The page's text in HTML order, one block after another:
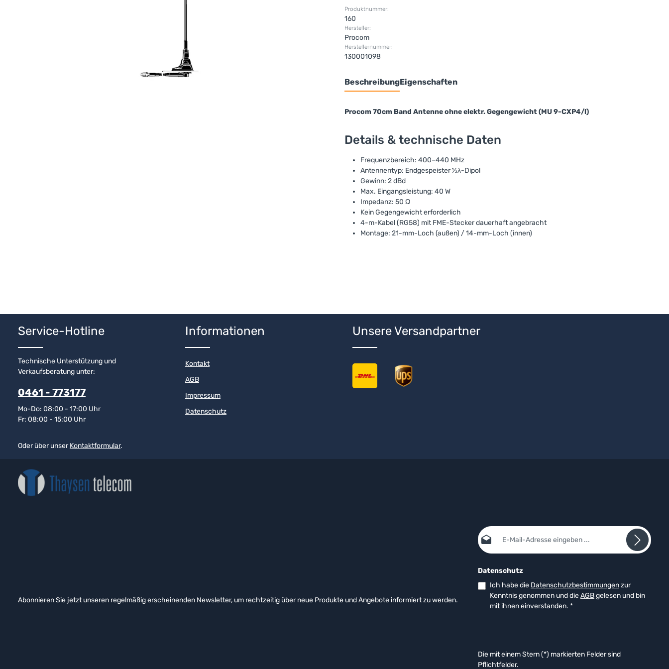
Produktnummer:
160
Hersteller:
Procom
Herstellernummer:
130001098
BeschreibungEigenschaften
Procom 70cm Band Antenne ohne elektr. Gegengewicht (MU 9-CXP4/l)
Details & technische Daten
Frequenzbereich: 400–440 MHz
Antennentyp: Endgespeister ½λ-Dipol
Gewinn: 2 dBd
Max. Eingangsleistung: 40 W
Impedanz: 50 Ω
Kein Gegengewicht erforderlich
4-m-Kabel (RG58) mit FME-Stecker dauerhaft angebracht
Montage: 21-mm-Loch (außen) / 14-mm-Loch (innen)
Service-Hotline
Technische Unterstützung und
Verkaufsberatung unter:
0461 - 773177
Mo-Do: 08:00 - 17:00 Uhr
Fr: 08:00 - 15:00 Uhr
Oder über unserKontaktformular.
Informationen
Kontakt
AGB
Impressum
Datenschutz
Unsere Versandpartner
Abonnieren Sie jetzt unseren regelmäßig erscheinenden Newsletter, um rechtzeitig über neue Produkte und Angebote informiert zu werden.
E-Mail-Adresse*
Datenschutz
Ich habe die Datenschutzbestimmungenzur
Kenntnis genommen und dieAGBgelesen und bin
mit ihnen einverstanden. *
Die mit einem Stern (*) markierten Felder sind
Pflichtfelder.